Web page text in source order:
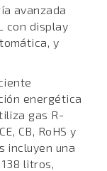
avanzada
con display
y
energética
gas R-
CB, RoHS y
incluyen una
litros,